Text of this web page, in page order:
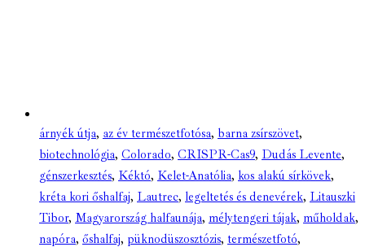
árnyék útja, az év természetfotósa, barna zsírszövet,
biotechnológia, Colorado, CRISPR-Cas9, Dudás Levente,
génszerkesztés, Kéktó, Kelet-Anatólia, kos alakú sírkövek,
kréta kori őshalfaj, Lautrec, legeltetés és denevérek, Litauszki
Tibor, Magyarország halfaunája, mélytengeri tájak, műholdak,
napóra, őshalfaj, püknodüszosztózis, természetfotó,